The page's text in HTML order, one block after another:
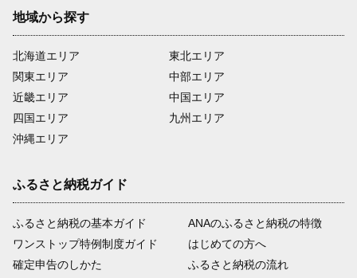
地域から探す
北海道エリア
関東エリア
近畿エリア
四国エリア
沖縄エリア
東北エリア
中部エリア
中国エリア
九州エリア
ふるさと納税ガイド
ふるさと納税の基本ガイド
ワンストップ特例制度ガイド
確定申告のしかた
ANAのふるさと納税の特徴
はじめての方へ
ふるさと納税の流れ